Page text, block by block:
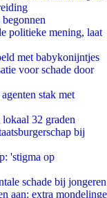
politieke mening, laat
met babykonijntjes
voor schade door
stak met
32 graden
bij
'stigma op
schade bij jongeren
aan: extra mondelinge